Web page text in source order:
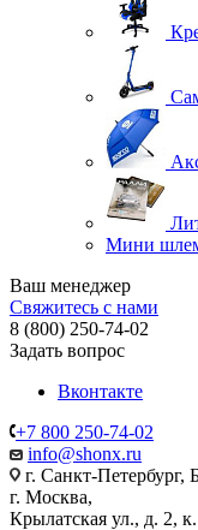
Мини
Ваш менеджер
Свяжитесь с нами
8 (800) 250-74-02
Задать вопрос
Вконтакте
+7 800 250-74-02
info@shonx.ru
г. Санкт-Петербург,
г. Москва,
Крылатская ул., д. 2,